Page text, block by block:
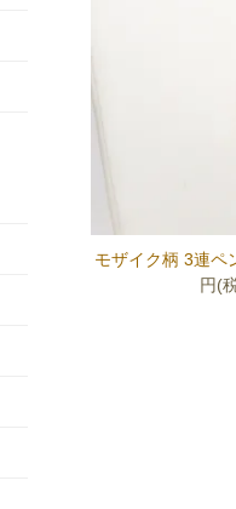
モザイク柄 3連ペ
円(